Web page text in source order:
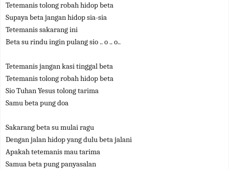
Tetemanis tolong robah hidop beta
Supaya beta jangan hidop sia-sia
Tetemanis sakarang ini
Beta su rindu ingin pulang sio .. o .. o..
Tetemanis jangan kasi tinggal beta
Tetemanis tolong robah hidop beta
Sio Tuhan Yesus tolong tarima
Samu beta pung doa
Sakarang beta su mulai ragu
Dengan jalan hidop yang dulu beta jalani
Apakah tetemanis mau tarima
Samua beta pung panyasalan